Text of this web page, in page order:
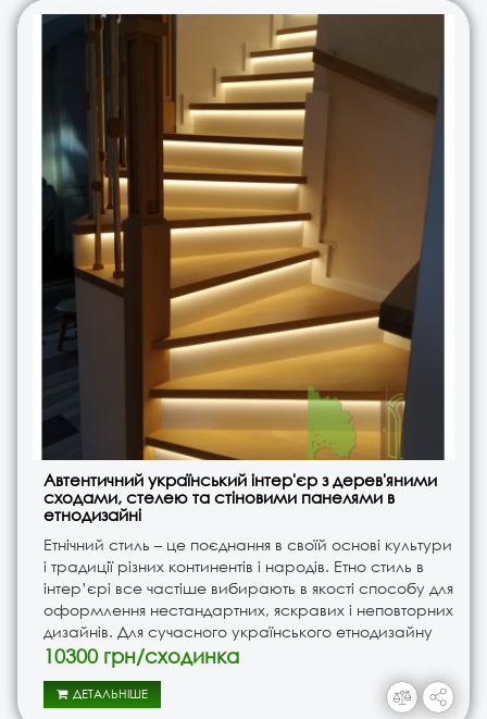
Автентичний український інтер'єр з дерев'яними
сходами, стелею та стіновими панелями в
етнодизайні
Етнічний стиль – це поєднання в своїй основі культури
і традиції різних континентів і народів. Етно стиль в
інтер’єрі все частіше вибирають в якості способу для
оформлення нестандартних, яскравих і неповторних
дизайнів. Для сучасного українського етнодизайну
характерні відмінні характер..
10300 грн/сходинка
ДЕТАЛЬНІШЕ